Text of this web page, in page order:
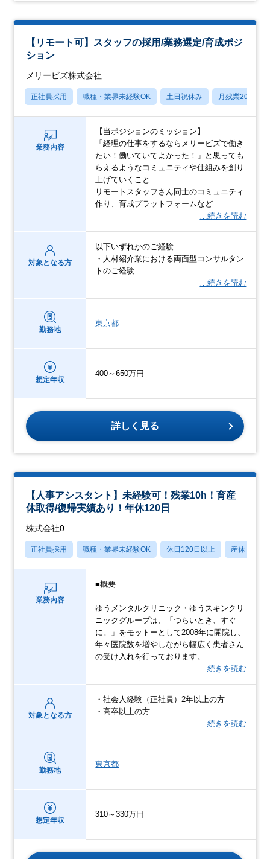
【リモート可】スタッフの採用/業務選定/育成ポジ
ション
メリービズ株式会社
正社員採用 職種・業界未経験OK 土日祝休み 月残業20時間
業務内容
【当ポジションのミッション】
「経理の仕事をするならメリービズで働き
たい！働いていてよかった！」と思っても
らえるようなコミュニティや仕組みを創り
上げていくこと
リモートスタッフさん同士のコミュニティ
作り、育成プラットフォームなど
…続きを読む
対象となる方
以下いずれかのご経験
・人材紹介業における両面型コンサルタン
トのご経験
…続きを読む
勤務地
東京都
想定年収
400～650万円
詳しく見る
【人事アシスタント】未経験可！残業10h！育産
休取得/復帰実績あり！年休120日
株式会社0
正社員採用 職種・業界未経験OK 休日120日以上 産休・育休
業務内容
■概要
ゆうメンタルクリニック・ゆうスキンクリ
ニックグループは、「つらいとき、すぐ
に。」をモットーとして2008年に開院し、
年々医院数を増やしながら幅広く患者さん
の受け入れを行っております。
…続きを読む
対象となる方
・社会人経験（正社員）2年以上の方
・高卒以上の方
…続きを読む
勤務地
東京都
想定年収
310～330万円